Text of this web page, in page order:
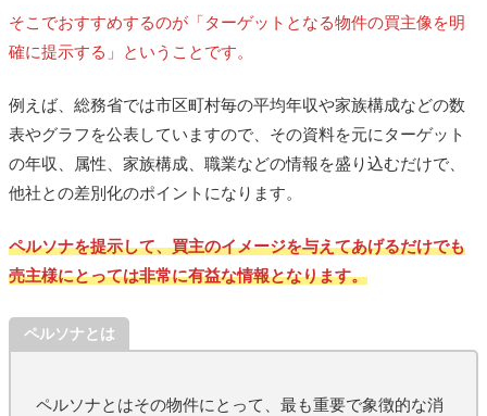
そこでおすすめするのが「ターゲットとなる物件の買主像を明
確に提示する」ということです。
例えば、総務省では市区町村毎の平均年収や家族構成などの数
表やグラフを公表していますので、その資料を元にターゲット
の年収、属性、家族構成、職業などの情報を盛り込むだけで、
他社との差別化のポイントになります。
ペルソナを提示して、買主のイメージを与えてあげるだけでも
売主様にとっては非常に有益な情報となります。
ペルソナとは
ペルソナとはその物件にとって、最も重要で象徴的な消